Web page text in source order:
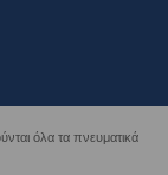
όλα τα πνευματικά